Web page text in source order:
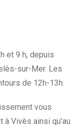
et 9 h, depuis
sur-Mer. Les
de 12h-13h.
vous
Vivès ainsi qu’au